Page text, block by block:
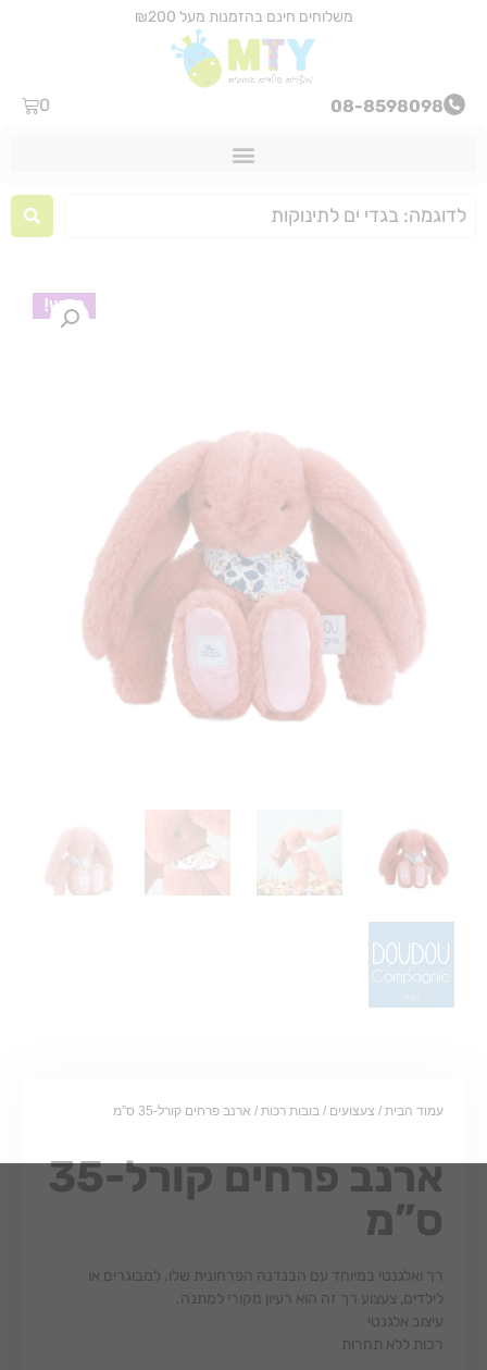
משלוחים חינם בהזמנות מעל ₪200
08-8598098
0
חדש!
עמוד הבית / צעצועים / בובות רכות / ארנב פרחים קורל-35 ס”מ
ארנב פרחים קורל-35
ס”מ
רך ואלגנטי במיוחד עם הבנדנה הפרחונית שלו. למבוגרים או
לילדים, צעצוע רך זה הוא רעיון מקורי למתנה.
עיצוב אלגנטי
רכות ללא תחרות